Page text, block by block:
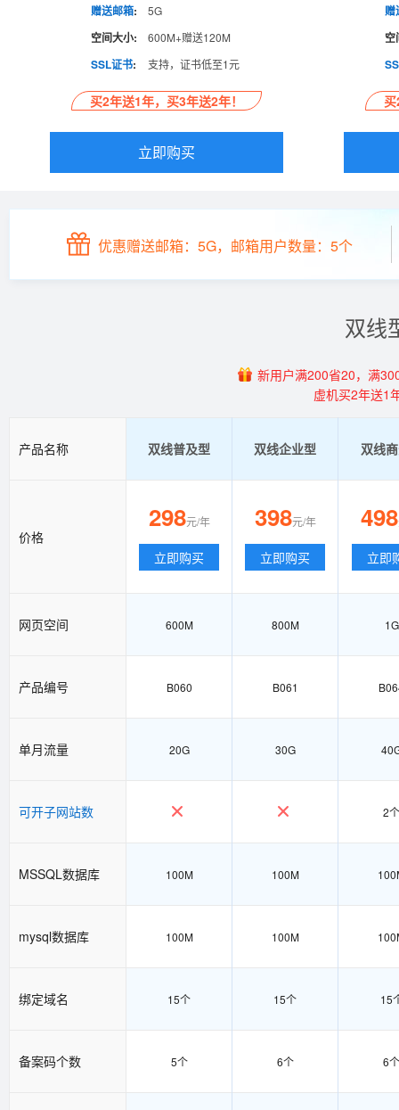
赠送邮箱: 5G
空间大小: 600M+赠送120M
SSL证书: 支持，证书低至1元
买2年送1年，买3年送2年！
立即购买
赠
空
优惠赠送邮箱：5G，邮箱用户数量：5个
双线
新用户满200省20，满
虚机买2年送1
产品名称 双线普及型 双线企业型 双线
价格
298元/年
立即购买
398元/年
立即购买
498
立即
网页空间 600M 800M 1G
产品编号 B060 B061
单月流量 20G 30G
可开子网站数 2个
MSSQL数据库 100M 100M
mysql数据库 100M 100M
绑定域名 15个 15个 15
备案码个数 5个 6个 6个